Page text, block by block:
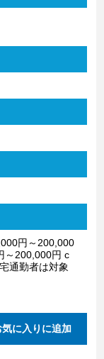
円～200,000
～200,000円 c
通勤者は対象
気に入りに追加